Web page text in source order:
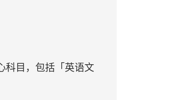
科目，包括「英语文